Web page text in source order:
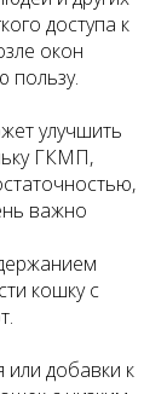
доступа к
окон
пользу.
улучшить
ГКМП,
важно
кошку с
добавки к